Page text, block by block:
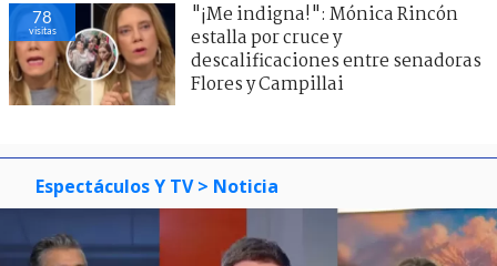
78
visitas
"¡Me indigna!": Mónica Rincón
estalla por cruce y
descalificaciones entre senadoras
Flores y Campillai
Espectáculos Y TV > Noticia